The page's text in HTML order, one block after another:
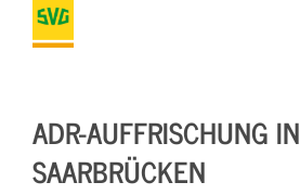
ADR-AUFFRISCHUNG IN
SAARBRÜCKEN